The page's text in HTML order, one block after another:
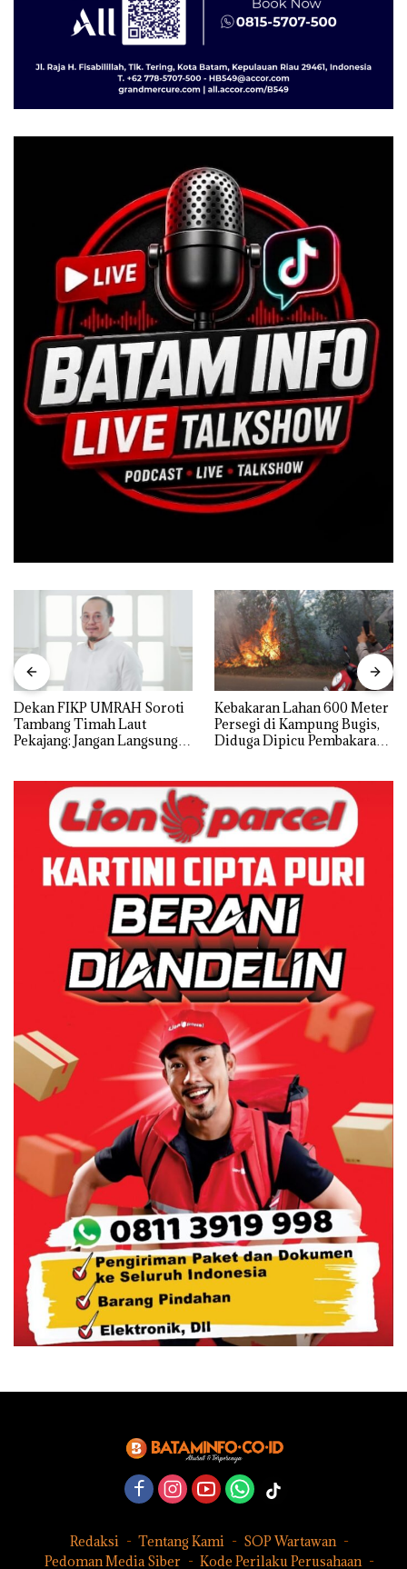
Dekan FIKP UMRAH Soroti
Tambang Timah Laut
Pekajang: Jangan Langsung
Lingkungannya
Kebakaran Lahan 600 Meter
Persegi di Kampung Bugis,
Diduga Dipicu Pembakaran
Redaksi Tentang Kami
SOP Wartawan
Pedoman Media Siber
Kode Perilaku Perusahaan